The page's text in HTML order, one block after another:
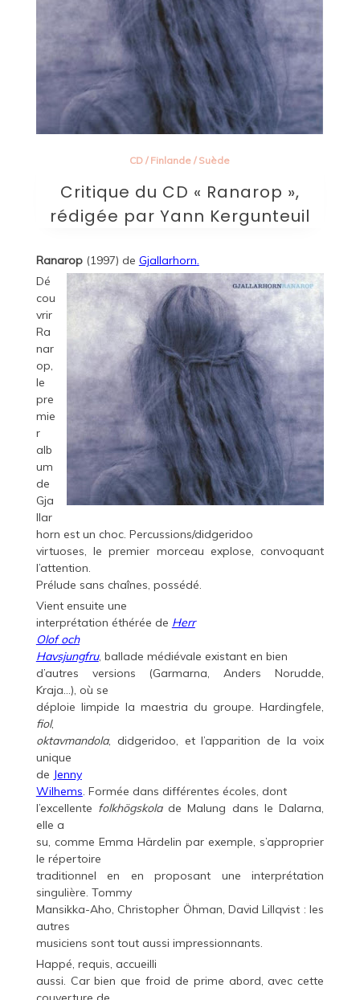
CD / Finlande / Suède
Critique du CD « Ranarop »,
rédigée par Yann Kergunteuil
Ranarop (1997) de Gjallarhorn.
Dé
cou
vrir
Ra
nar
op,
le
pre
mie
r
alb
um
de
Gja
llar
horn est un choc. Percussions/didgeridoo
virtuoses, le premier morceau explose, convoquant
l’attention.
Prélude sans chaînes, possédé.
Vient ensuite une
interprétation éthérée de Herr
Olof och
Havsjungfru, ballade médiévale existant en bien
d’autres versions (Garmarna, Anders Norudde,
Kraja…), où se
déploie limpide la maestria du groupe. Hardingfele,
fiol,
oktavmandola, didgeridoo, et l’apparition de la voix
unique
de Jenny
Wilhems. Formée dans différentes écoles, dont
l’excellente folkhögskolade Malung dans le Dalarna,
elle a
su, comme Emma Härdelin par exemple, s’approprier
le répertoire
traditionnel en en proposant une interprétation
singulière. Tommy
Mansikka-Aho, Christopher Öhman, David Lillqvist : les
autres
musiciens sont tout aussi impressionnants.
Happé, requis, accueilli
aussi. Car bien que froid de prime abord, avec cette